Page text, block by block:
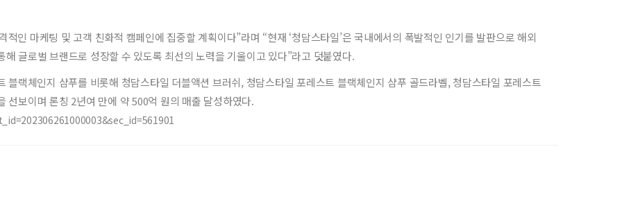
인 마케팅 및 고객 친화적 캠페인에 집중할 계획이다”라며 “현재 ‘청담스타일’은 국내에서의 폭발적인 인기를 발판으로 해외
글로벌 브랜드로 성장할 수 있도록 최선의 노력을 기울이고 있다”라고 덧붙였다.
랙체인지 샴푸를 비롯해 청담스타일 더블액션 브러쉬, 청담스타일 포레스트 블랙체인지 샴푸 골드라벨, 청담스타일 포레스트
선보이며 론칭 2년여 만에 약 500억 원의 매출 달성하였다.